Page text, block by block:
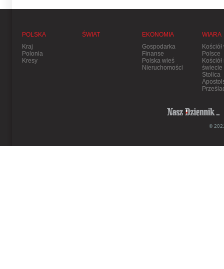
POLSKA
Kraj
Polonia
Kresy
ŚWIAT
EKONOMIA
Gospodarka
Finanse
Polska wieś
Nieruchomości
WIARA
Kościół
Polsce
Kościół
świecie
Stolica
©